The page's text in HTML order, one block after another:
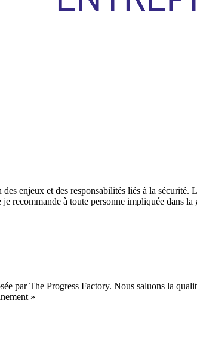
enjeux et des responsabilités liés à la sécurité.
recommande à toute personne impliquée dans la
par The Progress Factory. Nous saluons la
»